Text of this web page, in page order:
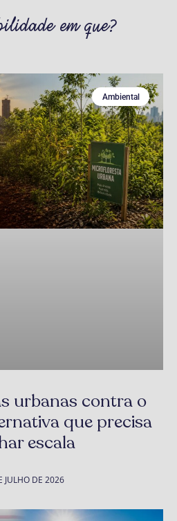
em que?
Ambiental
urbanas contra o
que precisa
escala
JULHO DE 2026